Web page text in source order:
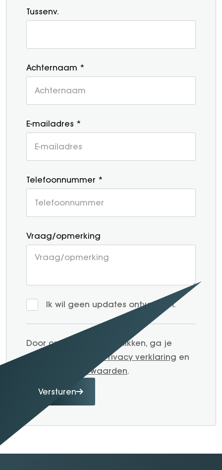
Tussenv.
Achternaam *
E-mailadres *
Telefoonnummer *
Vraag/opmerking
Ik wil geen updates ontvangen.
Door op verzenden te klikken, ga je
akkoord met onze
Privacy verklaring en
Algemene voorwaarden.
Versturen